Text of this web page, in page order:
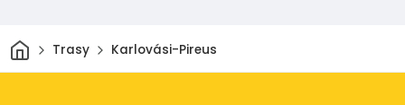
DomTrasy Karlovási-Pireus